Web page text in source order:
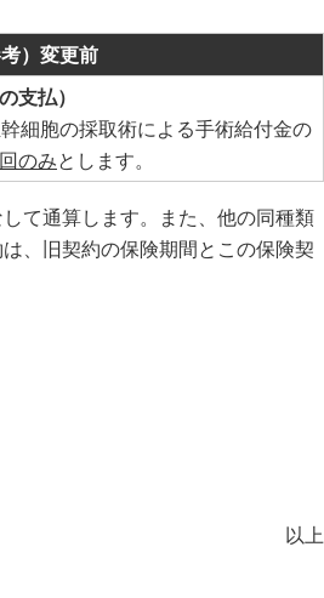
考）変更前
支払）
細胞の採取術による手術給付金の
のみとします。
て通算します。また、他の同種類
、旧契約の保険期間とこの保険契
以上